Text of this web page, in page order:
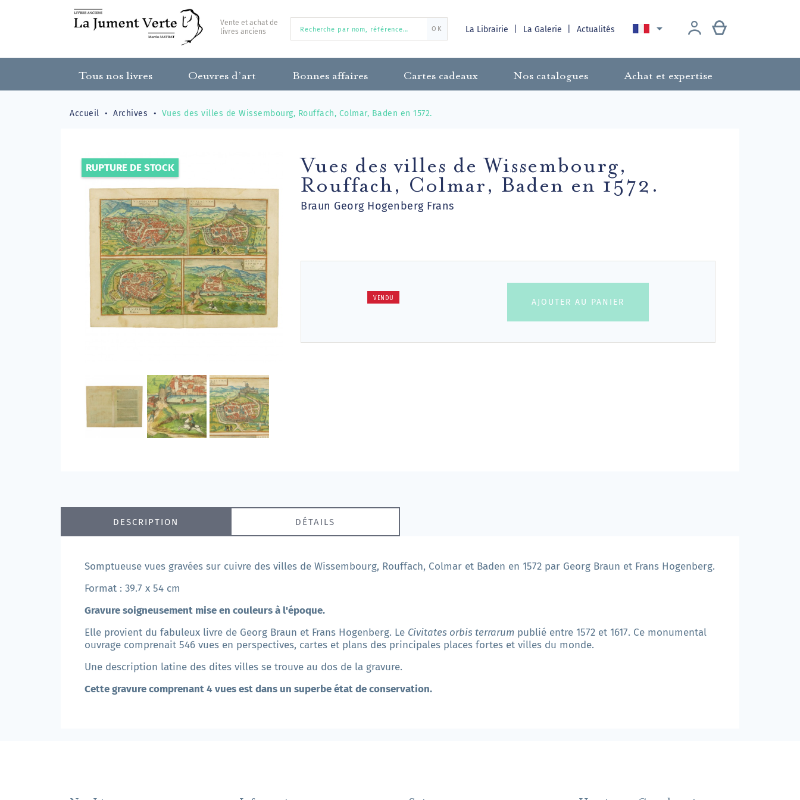
Vente et achat de
livres anciens
OK La Librairie La Galerie Actualités 
Tous nos livres Oeuvres d’art Bonnes affaires Cartes cadeaux Nos catalogues Achat et expertise
Accueil Archives Vues des villes de Wissembourg, Rouffach, Colmar, Baden en 1572.
RUPTURE DE STOCK Vues des villes de Wissembourg,
Rouffach, Colmar, Baden en 1572.
Braun Georg Hogenberg Frans
VENDU AJOUTER AU PANIER
DESCRIPTION DÉTAILS
Somptueuse vues gravées sur cuivre des villes de Wissembourg, Rouffach, Colmar et Baden en 1572 par Georg Braun et Frans Hogenberg.
Format : 39.7 x 54 cm
Gravure soigneusement mise en couleurs à l'époque.
Elle provient du fabuleux livre de Georg Braun et Frans Hogenberg. Le Civitates orbis terrarum publié entre 1572 et 1617. Ce monumental
ouvrage comprenait 546 vues en perspectives, cartes et plans des principales places fortes et villes du monde.
Une description latine des dites villes se trouve au dos de la gravure.
Cette gravure comprenant 4 vues est dans un superbe état de conservation.